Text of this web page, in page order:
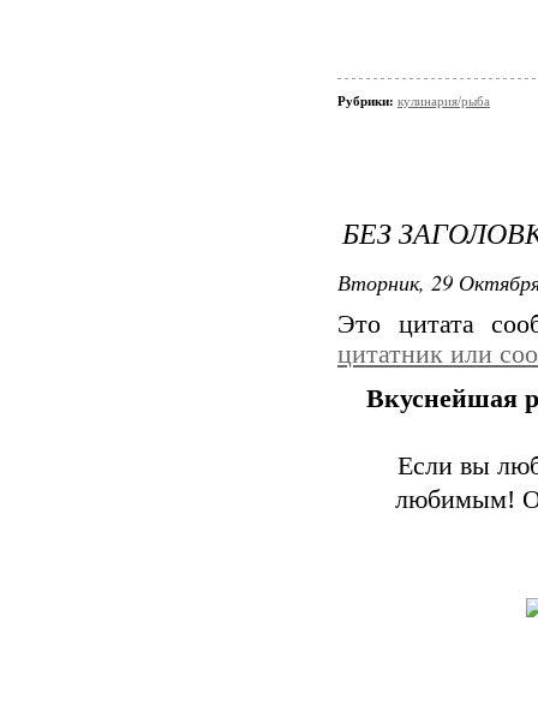
Рубрики: кулинария/рыба
БЕЗ
Вторник, 29
Это цитата
цитатник или
Вкуснейшая
Если вы
любимым!